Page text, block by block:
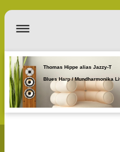
Thomas Hippe alias Jazzy-T
Blues Harp / Mundharmonika